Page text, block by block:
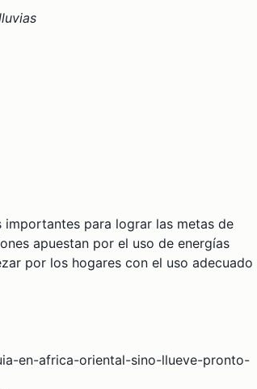
para lograr las metas de
apuestan por el uso de energías
por los hogares con el uso adecuado
en-africa-oriental-sino-llueve-pronto-